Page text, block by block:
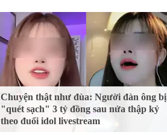
Chuyện thật như đùa: Người đàn ông bị
"quét sạch" 3 tỷ đồng sau nửa thập kỷ
theo đuổi idol livestream